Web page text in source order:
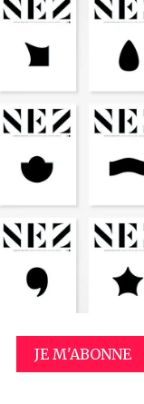
JE M'ABONNE